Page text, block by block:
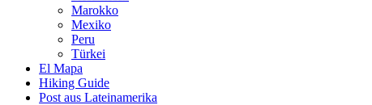
Marokko
Mexiko
Peru
Türkei
El Mapa
Hiking Guide
Post aus Lateinamerika